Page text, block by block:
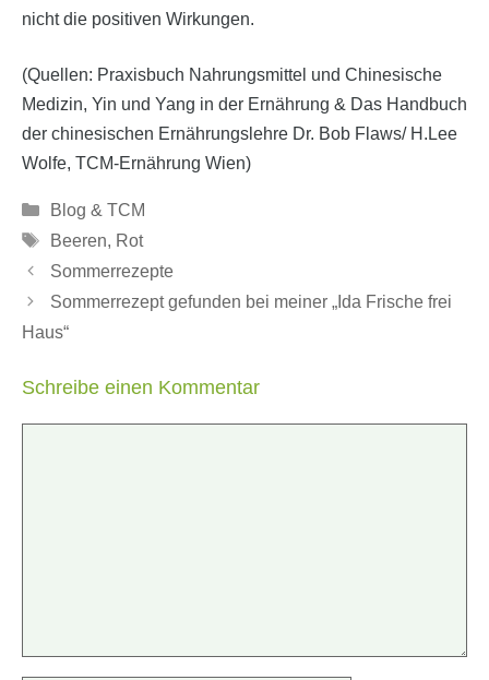
nicht die positiven Wirkungen.
(Quellen: Praxisbuch Nahrungsmittel und Chinesische
Medizin, Yin und Yang in der Ernährung & Das Handbuch
der chinesischen Ernährungslehre Dr. Bob Flaws/ H.Lee
Wolfe, TCM-Ernährung Wien)
Kategorien
Blog & TCM
Schlagwörter
Beeren, Rot
Sommerrezepte
Sommerrezept gefunden bei meiner „Ida Frische frei
Haus“
Schreibe einen Kommentar